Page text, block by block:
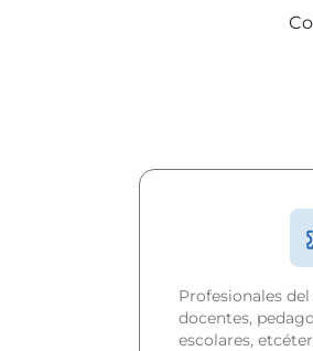
Profesionales
docentes,
escolares,